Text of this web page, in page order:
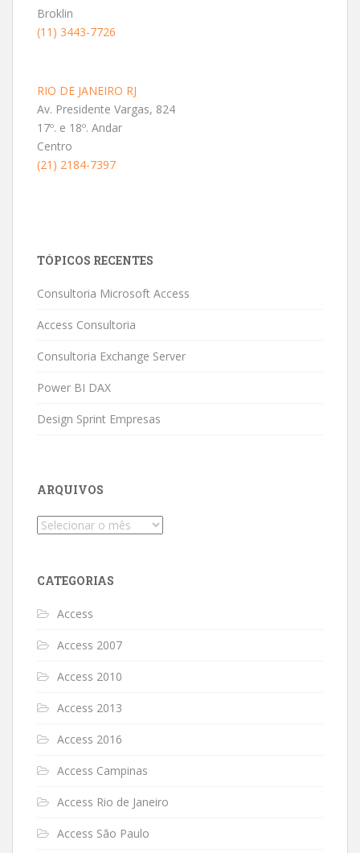
Broklin
(11) 3443-7726
RIO DE JANEIRO RJ
Av. Presidente Vargas, 824
17º. e 18º. Andar
Centro
(21) 2184-7397
TÓPICOS RECENTES
Consultoria Microsoft Access
Access Consultoria
Consultoria Exchange Server
Power BI DAX
Design Sprint Empresas
ARQUIVOS
Arquivos
CATEGORIAS
Access
Access 2007
Access 2010
Access 2013
Access 2016
Access Campinas
Access Rio de Janeiro
Access São Paulo